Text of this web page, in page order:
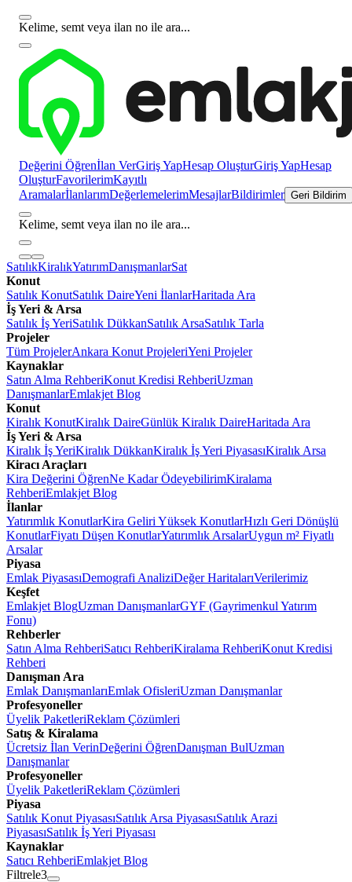
Kelime, semt veya ilan no ile ara...
Değerini Öğrenİlan VerGiriş YapHesap OluşturGiriş YapHesap
OluşturFavorilerimKayıtlı
AramalarİlanlarımDeğerlemelerimMesajlarBildirimler Geri Bildirim
Kelime, semt veya ilan no ile ara...
SatılıkKiralıkYatırımDanışmanlarSat
Konut
Satılık KonutSatılık DaireYeni İlanlarHaritada Ara
İş Yeri & Arsa
Satılık İş YeriSatılık DükkanSatılık ArsaSatılık Tarla
Projeler
Tüm ProjelerAnkara Konut ProjeleriYeni Projeler
Kaynaklar
Satın Alma RehberiKonut Kredisi RehberiUzman
DanışmanlarEmlakjet Blog
Konut
Kiralık KonutKiralık DaireGünlük Kiralık DaireHaritada Ara
İş Yeri & Arsa
Kiralık İş YeriKiralık DükkanKiralık İş Yeri PiyasasıKiralık Arsa
Kiracı Araçları
Kira Değerini ÖğrenNe Kadar ÖdeyebilirimKiralama
RehberiEmlakjet Blog
İlanlar
Yatırımlık KonutlarKira Geliri Yüksek KonutlarHızlı Geri Dönüşlü
KonutlarFiyatı Düşen KonutlarYatırımlık ArsalarUygun m² Fiyatlı
Arsalar
Piyasa
Emlak PiyasasıDemografi AnaliziDeğer HaritalarıVerilerimiz
Keşfet
Emlakjet BlogUzman DanışmanlarGYF (Gayrimenkul Yatırım
Fonu)
Rehberler
Satın Alma RehberiSatıcı RehberiKiralama RehberiKonut Kredisi
Rehberi
Danışman Ara
Emlak DanışmanlarıEmlak OfisleriUzman Danışmanlar
Profesyoneller
Üyelik PaketleriReklam Çözümleri
Satış & Kiralama
Ücretsiz İlan VerinDeğerini ÖğrenDanışman BulUzman
Danışmanlar
Profesyoneller
Üyelik PaketleriReklam Çözümleri
Piyasa
Satılık Konut PiyasasıSatılık Arsa PiyasasıSatılık Arazi
PiyasasıSatılık İş Yeri Piyasası
Kaynaklar
Satıcı RehberiEmlakjet Blog
Filtrele3